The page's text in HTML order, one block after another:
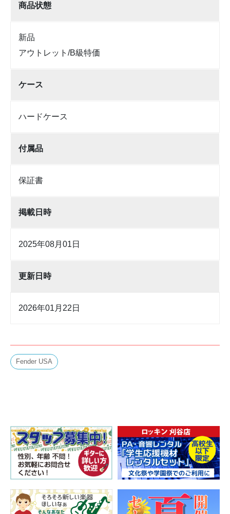
商品状態
新品
アウトレット/B級特価
ケース
ハードケース
付属品
保証書
掲載日時
2025年08月01日
更新日時
2026年01月22日
Fender USA